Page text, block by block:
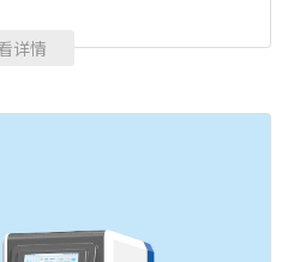
详情